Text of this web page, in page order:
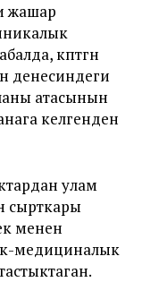
жашар
көптөгөн
денесиндеги
атасынын
келгенден
улам
сырткары
менен
медициналык